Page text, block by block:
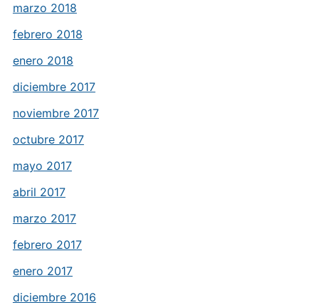
marzo 2018
febrero 2018
enero 2018
diciembre 2017
noviembre 2017
octubre 2017
mayo 2017
abril 2017
marzo 2017
febrero 2017
enero 2017
diciembre 2016